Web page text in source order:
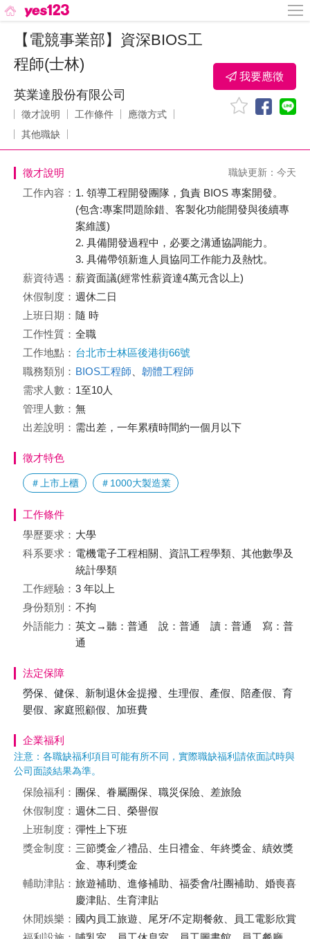
【電競事業部】資深BIOS工
程師(士林)
英業達股份有限公司
徵才說明 工作條件
應徵方式
其他職缺
我要應徵
徵才說明 職缺更新：今天
工作內容： 1. 領導工程開發團隊，負責 BIOS 專案開發。
(包含:專案問題除錯、客製化功能開發與後續專
案維護)
2. 具備開發過程中，必要之溝通協調能力。
3. 具備帶領新進人員協同工作能力及熱忱。
薪資待遇： 薪資面議(經常性薪資達4萬元含以上)
休假制度： 週休二日
上班日期： 隨 時
工作性質： 全職
工作地點： 台北市士林區後港街66號
職務類別： BIOS工程師
韌體工程師
需求人數： 1至10人
管理人數： 無
出差說明： 需出差，一年累積時間約一個月以下
徵才特色
＃上市上櫃 ＃1000大製造業
工作條件
學歷要求： 大學
科系要求： 電機電子工程相關、資訊工程學類、其他數學及
統計學類
工作經驗： 3 年以上
身份類別： 不拘
外語能力： 英文→聽：普通 說：普通 讀：普通 寫：普
通
法定保障
勞保、健保、新制退休金提撥、生理假、產假、陪產假、育
嬰假、家庭照顧假、加班費
企業福利
注意：各職缺福利項目可能有所不同，實際職缺福利請依面試時與
公司面談結果為準。
保險福利： 團保、眷屬團保、職災保險、差旅險
休假制度： 週休二日、榮譽假
上班制度： 彈性上下班
獎金制度： 三節獎金／禮品、生日禮金、年終獎金、績效獎
金、專利獎金
輔助津貼： 旅遊補助、進修補助、福委會/社團補助、婚喪喜
慶津貼、生育津貼
休閒娛樂： 國內員工旅遊、尾牙/不定期餐敘、員工電影欣賞